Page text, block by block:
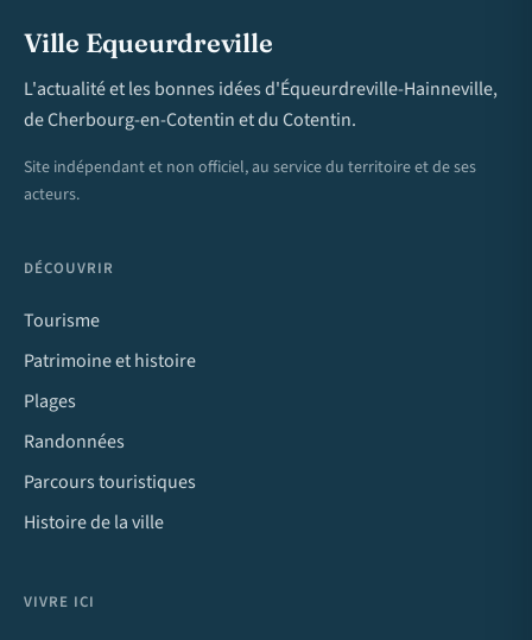
Ville Equeurdreville
L'actualité et les bonnes idées d'Équeurdreville-Hainneville,
de Cherbourg-en-Cotentin et du Cotentin.
Site indépendant et non officiel, au service du territoire et de ses
acteurs.
DÉCOUVRIR
Tourisme
Patrimoine et histoire
Plages
Randonnées
Parcours touristiques
Histoire de la ville
VIVRE ICI